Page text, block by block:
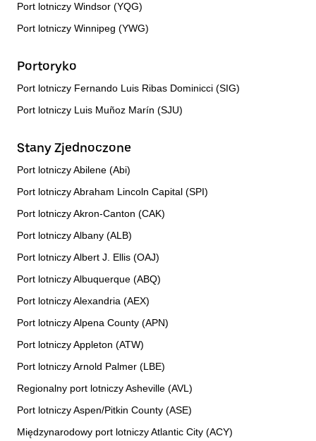
Port lotniczy Windsor (YQG)
Port lotniczy Winnipeg (YWG)
Portoryko
Port lotniczy Fernando Luis Ribas Dominicci (SIG)
Port lotniczy Luis Muñoz Marín (SJU)
Stany Zjednoczone
Port lotniczy Abilene (Abi)
Port lotniczy Abraham Lincoln Capital (SPI)
Port lotniczy Akron-Canton (CAK)
Port lotniczy Albany (ALB)
Port lotniczy Albert J. Ellis (OAJ)
Port lotniczy Albuquerque (ABQ)
Port lotniczy Alexandria (AEX)
Port lotniczy Alpena County (APN)
Port lotniczy Appleton (ATW)
Port lotniczy Arnold Palmer (LBE)
Regionalny port lotniczy Asheville (AVL)
Port lotniczy Aspen/Pitkin County (ASE)
Międzynarodowy port lotniczy Atlantic City (ACY)